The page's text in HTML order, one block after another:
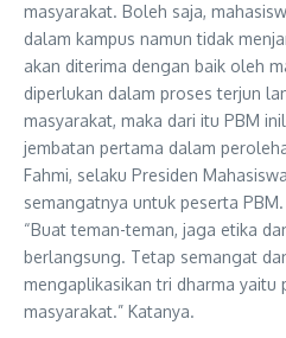
masyarakat. Boleh saja,
dalam kampus namun tidak
akan diterima dengan baik oleh
diperlukan dalam proses terjun
masyarakat, maka dari itu PBM
jembatan pertama dalam
Fahmi, selaku Presiden
semangatnya untuk peserta PBM.
“Buat teman-teman, jaga etika
berlangsung. Tetap semangat
mengaplikasikan tri dharma yaitu
masyarakat.” Katanya.